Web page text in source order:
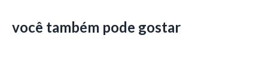
você também pode gostar